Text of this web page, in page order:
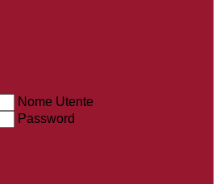
Nome Utente
Password